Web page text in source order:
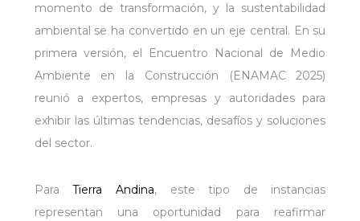
momento de transformación, y la sustentabilidad
ambiental se ha convertido en un eje central. En su
primera versión, el Encuentro Nacional de Medio
Ambiente en la Construcción (ENAMAC 2025)
reunió a expertos, empresas y autoridades para
exhibir las últimas tendencias, desafíos y soluciones
del sector.
ParaTierra Andina, este tipo de instancias
representan una oportunidad para reafirmar